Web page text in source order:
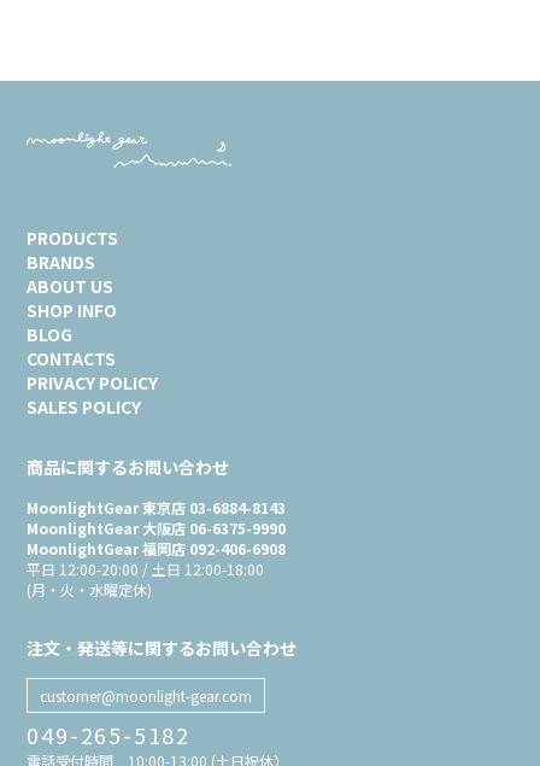
PRODUCTS
BRANDS
ABOUT US
SHOP INFO
BLOG
CONTACTS
PRIVACY POLICY
SALES POLICY
商品に関するお問い合わせ
MoonlightGear 東京店 03-6884-8143
MoonlightGear 大阪店 06-6375-9990
MoonlightGear 福岡店 092-406-6908
平日 12:00-20:00 / 土日 12:00-18:00
(月・火・水曜定休)
注文・発送等に関するお問い合わせ
customer@moonlight-gear.com
049-265-5182
電話受付時間 10:00-13:00 (土日祝休）